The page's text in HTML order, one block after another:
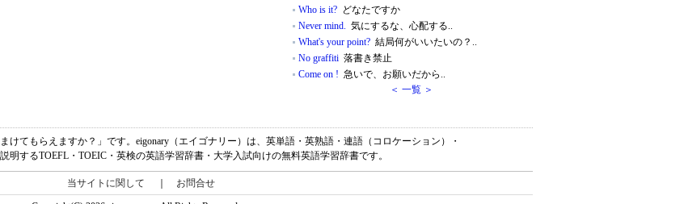
Who is it? どなたですか
Never mind. 気にするな、心配する..
What's your point? 結局何がいいたいの？..
No graffiti 落書き禁止
Come on ! 急いで、お願いだから..
＜ 一覧 ＞
まけてもらえますか？」です。eigonary（エイゴナリー）は、英単語・英熟語・連語（コロケーション）・
明するTOEFL・TOEIC・英検の英語学習辞書・大学入試向けの無料英語学習辞書です。
当サイトに関して お問合せ